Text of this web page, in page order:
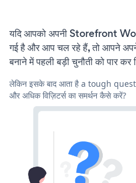
यदि आपको अपनी Storefront
गई है और आप चल रहे हैं, तो आपने
बनाने में पहली बड़ी चुनौती को पार कर
लेकिन इसके बाद आता है a tough
और अधिक विज़िटर्स का समर्थन कैसे करें?